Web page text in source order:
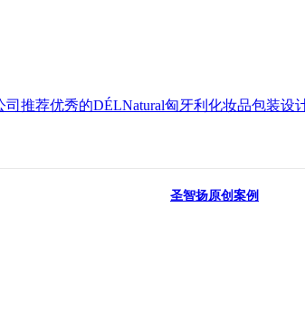
推荐优秀的DÉLNatural匈牙利化妆品包装设
圣智扬原创案例